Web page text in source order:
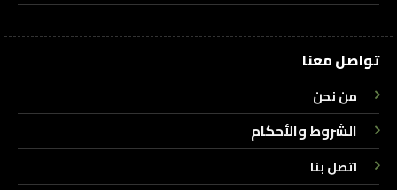
تواصل معنا
من نحن
الشروط والأحكام
اتصل بنا